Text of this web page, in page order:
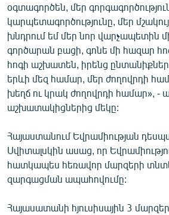
օգտագործեն, մեր
կարպետագործությունը, մեր
խնդրում եմ մեր նոր վարչապետին
գործարան բացի, գոնե մի հազար
հոգի աշխատեն, իրենց
երևի մեզ համար, մեր ժողովրդի
խեղճ ու կրակ ժողովրդի համար», -
աշխատակիցներից մեկը:
Հայաստանում Եվրամիության
Սվիտալսկին ասաց, որ
հատկապես հեռավոր մարզերի
զարգացման ապահովումը:
Հայասատանի հյուսիսային 3